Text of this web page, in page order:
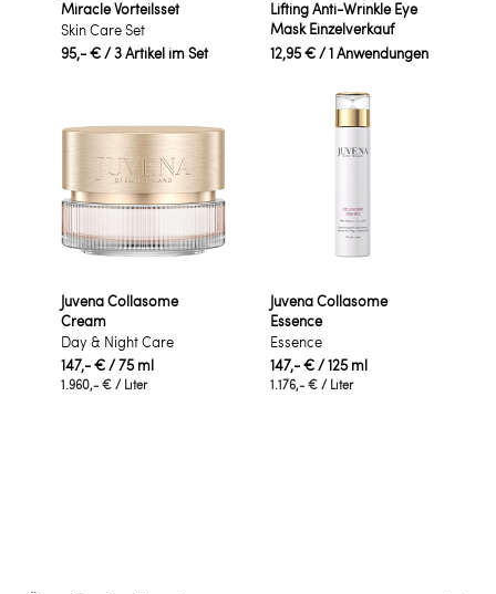
Miracle Vorteilsset
Skin Care Set
95,- €/ 3 Artikel im Set
Lifting Anti-Wrinkle Eye
Mask Einzelverkauf
12,95 €/ 1 Anwendungen
Juvena Collasome
Cream
Day & Night Care
147,- €/ 75 ml
1.960,- € / Liter
Juvena Collasome
Essence
Essence
147,- €/ 125 ml
1.176,- € / Liter